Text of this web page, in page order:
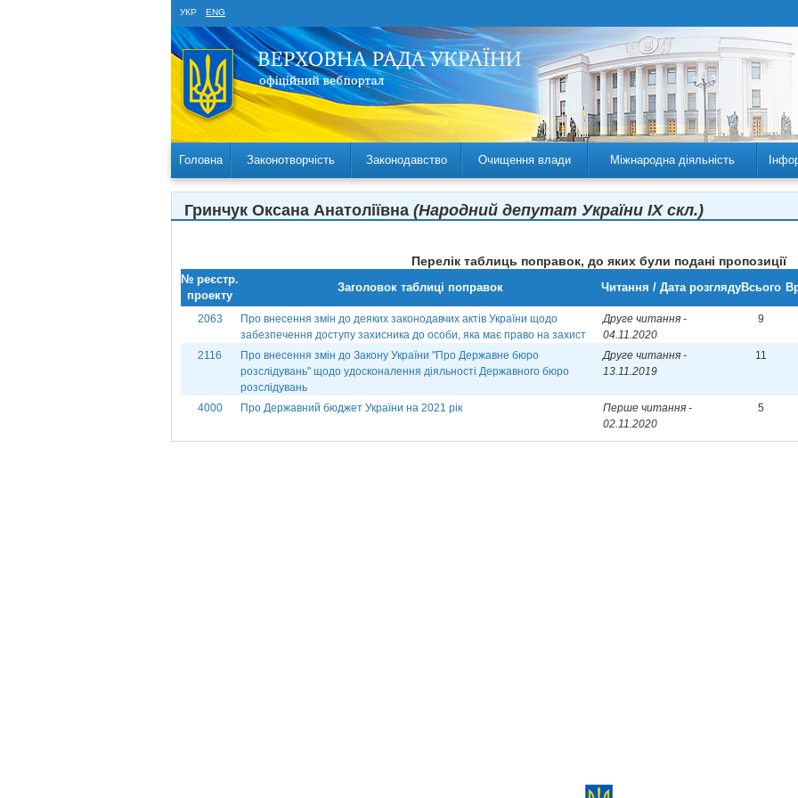
УКР ENG
Головна Законотворчість Законодавство Очищення влади Міжнародна діяльність
Гринчук Оксана Анатоліївна (Народний депутат України IX скл.)
Перелік таблиць поправок, до яких були подані пропозиції
№ реєстр.
проекту
Заголовок таблиці поправок Читання / Дата розглядуВсього
2063
Про внесення змін до деяких законодавчих актів України щодо
забезпечення доступу захисника до особи, яка має право на захист
Друге читання -
04.11.2020
9
2116
Про внесення змін до Закону України "Про Державне бюро
розслідувань" щодо удосконалення діяльності Державного бюро
розслідувань
Друге читання -
13.11.2019
11
4000 Про Державний бюджет України на 2021 рік
Перше читання -
02.11.2020
5